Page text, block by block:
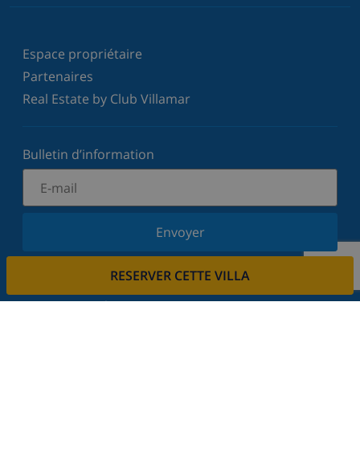
RESERVER CETTE VILLA
Espace propriétaire
Partenaires
Real Estate by Club Villamar
Bulletin d’information
Envoyer
Inscrivez-vous à notre newsletter et restez informé
votre vie privée.